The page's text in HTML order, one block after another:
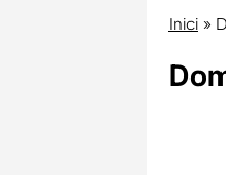
Inici»